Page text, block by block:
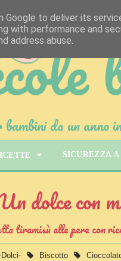
da un anno
SICUREZZA
Un dolce con
tiramisù alle pere con
Dolci- Biscotto
Google to deliver its
with performance and
address abuse.